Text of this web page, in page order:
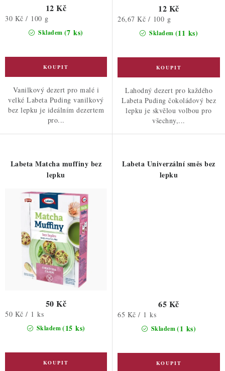
Skladem (7 ks)
12 Kč
Měrná
30 Kč / 100 g
Vanilkový dezert pro malé i
velké Labeta Puding vanilkový
bez lepku je ideálním dezertem
pro...
Skladem (11 ks)
12 Kč
Měrná
26,67 Kč / 100 g
Lahodný dezert pro každého
Labeta Puding čokoládový bez
lepku je skvělou volbou pro
všechny,...
Labeta Matcha muffiny bez
lepku
Skladem(15 ks)
50 Kč
Měrná
50 Kč / 1 ks
Labeta Univerzální směs bez
lepku
Skladem(1 ks)
65 Kč
Měrná
65 Kč / 1 ks